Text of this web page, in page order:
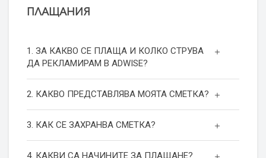
ПЛАЩАНИЯ
1. ЗА КАКВО СЕ ПЛАЩА И КОЛКО СТРУВА
ДА РЕКЛАМИРАМ В ADWISE?
2. КАКВО ПРЕДСТАВЛЯВА МОЯТА СМЕТКА?
3. КАК СЕ ЗАХРАНВА СМЕТКА?
4. КАКВИ СА НАЧИНИТЕ ЗА ПЛАЩАНЕ?